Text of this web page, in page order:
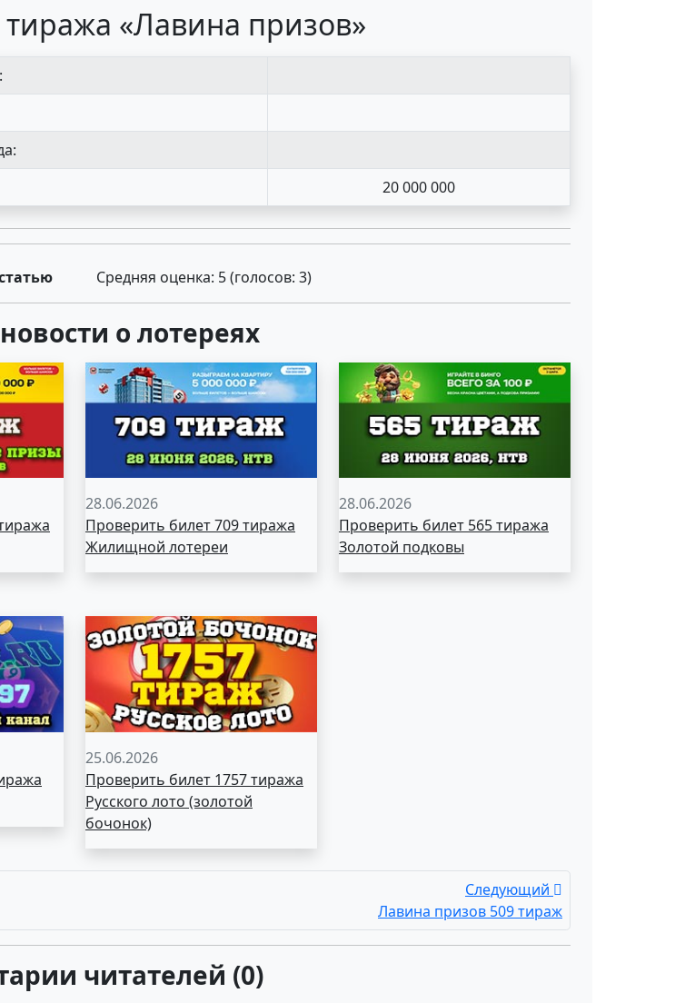
тиража «Лавина призов»
20 000 000
Средняя оценка: 5(голосов: 3)
о лотереях
28.06.2026
Проверить билет 709 тиража
Жилищной лотереи
28.06.2026
Проверить билет 565 тиража
Золотой подковы
25.06.2026
Проверить билет 1757 тиража
Русского лото (золотой
бочонок)
Следующий
Лавина призов 509 тираж
читателей (0)